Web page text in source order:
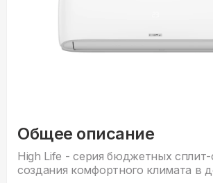
Общее описание
High Life - серия бюджетных сплит-
создания комфортного климата в